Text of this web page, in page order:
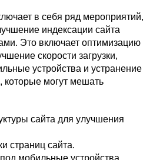
в себя ряд мероприятий,
индексации сайта
Это включает оптимизацию
скорости загрузки,
устройства и устранение
которые могут мешать
сайта для улучшения
страниц сайта.